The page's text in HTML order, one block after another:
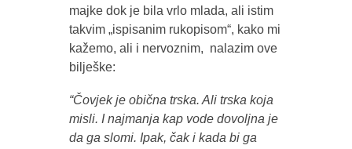
majke dok je bila vrlo mlada, ali istim
takvim „ispisanim rukopisom“, kako mi
kažemo, ali i nervoznim, nalazim ove
bilješke:
“Čovjek je obična trska. Ali trska koja
misli. I najmanja kap vode dovoljna je
da ga slomi. Ipak, čak i kada bi ga